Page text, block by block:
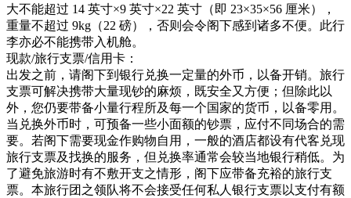
大不能超过 14 英寸×9 英寸×22 英寸（即 23×35×56 厘米），
重量不超过 9kg（22 磅），否则会令阁下感到诸多不便。此行
李亦必不能携带入机舱。
现款/旅行支票/信用卡：
出发之前，请阁下到银行兑换一定量的外币，以备开销。旅行
支票可解决携带大量现钞的麻烦，既安全又方便；但除此以
外，您仍要带备小量行程所及每一个国家的货币，以备零用。
当兑换外币时，可预备一些小面额的钞票，应付不同场合的需
要。若阁下需要现金作购物自用，一般的酒店都设有代客兑现
旅行支票及找换的服务，但兑换率通常会较当地银行稍低。为
了避免旅游时有不敷开支之情形，阁下应带备充裕的旅行支
票。本旅行团之领队将不会接受任何私人银行支票以支付有额